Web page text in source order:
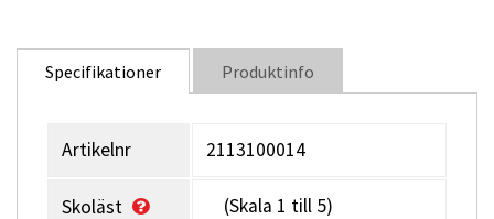
Specifikationer Produktinfo
Artikelnr 2113100014
Skoläst (Skala 1 till 5)